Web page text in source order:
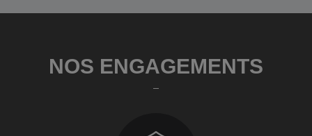
NOS ENGAGEMENTS